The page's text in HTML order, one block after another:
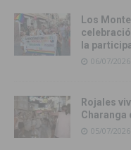
Los
la
06/07/2026
Rojales
Charanga
05/07/2026